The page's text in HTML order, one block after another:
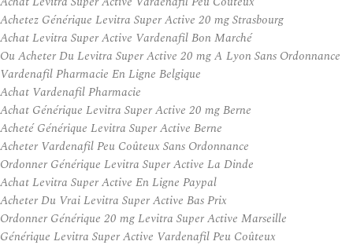
Achetez Générique Levitra Super Active 20 mg Strasbourg
Achat Levitra Super Active Vardenafil Bon Marché
Ou Acheter Du Levitra Super Active 20 mg A Lyon Sans Ordonnance
Vardenafil Pharmacie En Ligne Belgique
Achat Vardenafil Pharmacie
Achat Générique Levitra Super Active 20 mg Berne
Acheté Générique Levitra Super Active Berne
Acheter Vardenafil Peu Coûteux Sans Ordonnance
Ordonner Générique Levitra Super Active La Dinde
Achat Levitra Super Active En Ligne Paypal
Acheter Du Vrai Levitra Super Active Bas Prix
Ordonner Générique 20 mg Levitra Super Active Marseille
Générique Levitra Super Active Vardenafil Peu Coûteux